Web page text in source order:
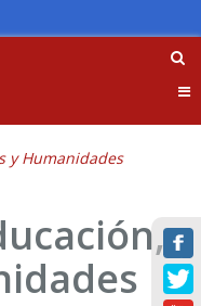
y Humanidades